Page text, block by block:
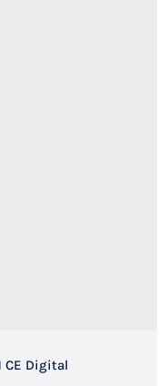
CE Digital